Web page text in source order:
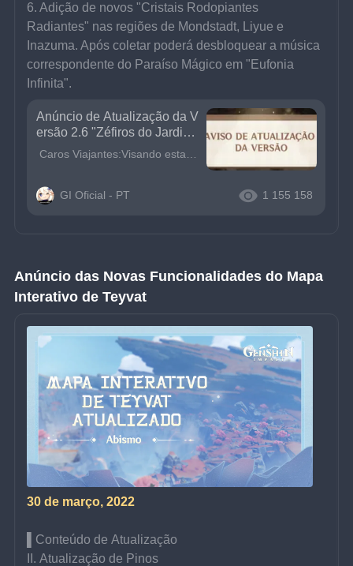
6. Adição de novos "Cristais Rodopiantes
Radiantes" nas regiões de Mondstadt, Liyue e
Inazuma. Após coletar poderá desbloquear a música
correspondente do Paraíso Mágico em "Eufonia
Infinita".
Anúncio de Atualização da V
ersão 2.6 "Zéfiros do Jardim
Violeta"
GI Oficial - PT 1 155 158
Anúncio das Novas Funcionalidades do Mapa
Interativo de Teyvat
30 de março, 2022
▌Conteúdo de Atualização
II. Atualização de Pinos